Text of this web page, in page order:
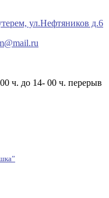
ул.Нефтяников д.6
ч. до 14- 00 ч. перерыв